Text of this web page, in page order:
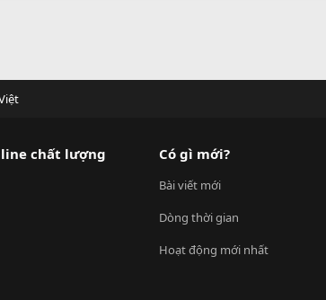
chất lượng
Có gì mới?
Bài viết mới
Dòng thời gian
Hoạt động mới nhất